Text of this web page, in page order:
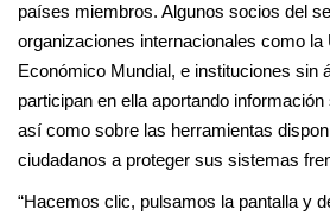
países miembros. Algunos socios del
organizaciones internacionales como
Económico Mundial, e instituciones sin
participan en ella aportando
así como sobre las herramientas
ciudadanos a proteger sus sistemas
“Hacemos clic, pulsamos la pantalla y